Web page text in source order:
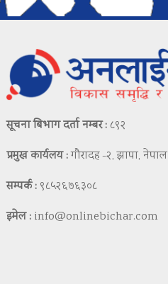
सूचना बिभाग दर्ता नम्बर : ८९२
प्रमुख कार्यलय :गौरादह -२, झापा, नेपाल
सम्पर्क : ९८५२६७६३०८
इमेल : info@onlinebichar.com